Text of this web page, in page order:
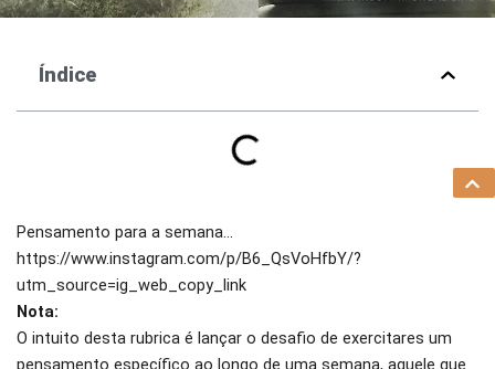
Índice
Pensamento para a semana…
https://www.instagram.com/p/B6_QsVoHfbY/?
utm_source=ig_web_copy_link
Nota:
O intuito desta rubrica é lançar o desafio de exercitares um
pensamento específico ao longo de uma semana, aquele que